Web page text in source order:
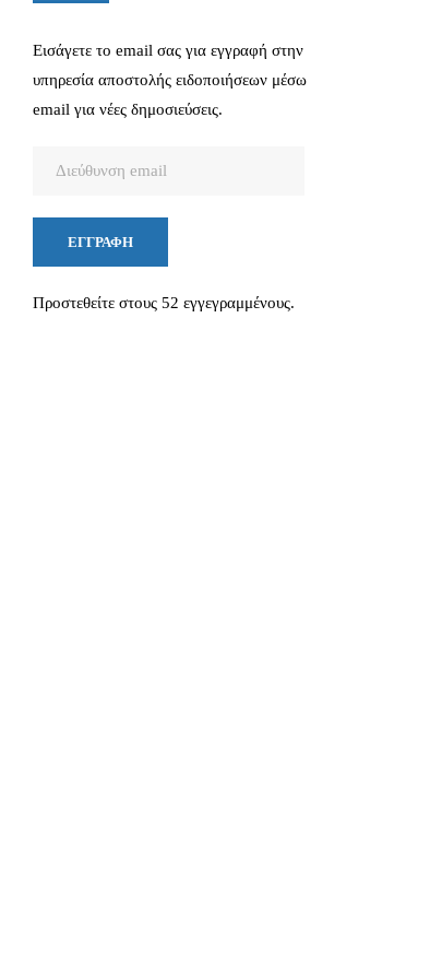
Εισάγετε το email σας για εγγραφή στην
υπηρεσία αποστολής ειδοποιήσεων μέσω
email για νέες δημοσιεύσεις.
ΕΓΓΡΑΦΉ
Προστεθείτε στους 52 εγγεγραμμένους.